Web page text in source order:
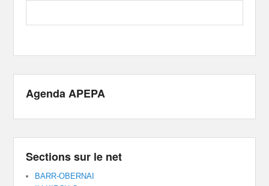
Agenda APEPA
Sections sur le net
BARR-OBERNAI